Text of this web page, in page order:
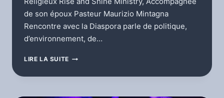
de son époux Pasteur Maurizio Mintagna
Rencontre avec la Diaspora parle de politique,
d’environnement, de…
LIRE LA SUITE RENCONTRE
LA